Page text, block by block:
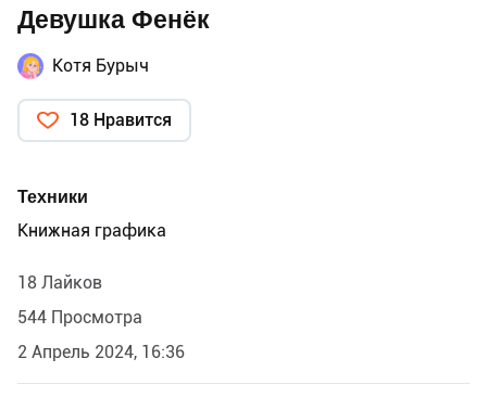
Девушка Фенёк
Котя Бурыч
18 Нравится
Техники
Книжная графика
18 Лайков
544 Просмотра
2 Апрель 2024, 16:36